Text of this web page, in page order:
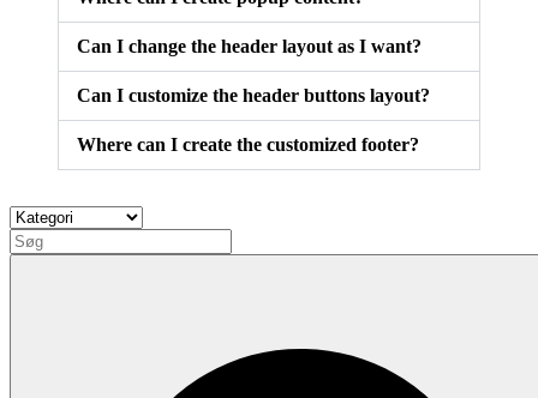
Can I change the header layout as I want?
Can I customize the header buttons layout?
Where can I create the customized footer?